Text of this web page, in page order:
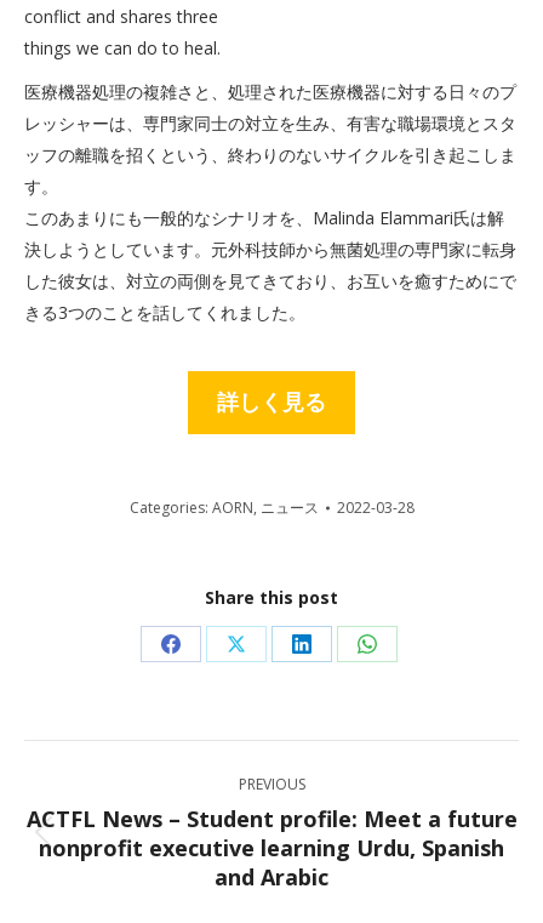
conflict and shares three
things we can do to heal.
医療機器処理の複雑さと、処理された医療機器に対する日々のプ
レッシャーは、専門家同士の対立を生み、有害な職場環境とスタ
ッフの離職を招くという、終わりのないサイクルを引き起こしま
す。
このあまりにも一般的なシナリオを、Malinda Elammari氏は解
決しようとしています。元外科技師から無菌処理の専門家に転身
した彼女は、対立の両側を見てきており、お互いを癒すためにで
きる3つのことを話してくれました。
詳しく見る
Categories: AORN, ニュース 2022-03-28
Share this post
Share
Facebook
Share
X
Share
LinkedIn
Share
WhatsApp
navigation
PREVIOUS
Previous
post:
ACTFL News – Student profile: Meet a future
nonprofit executive learning Urdu, Spanish
and Arabic